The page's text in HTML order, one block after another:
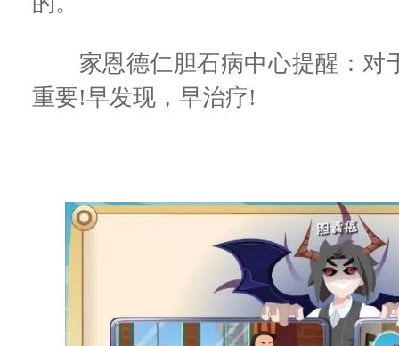
家恩德仁胆石病中心提醒：对
重要!早发现，早治疗!